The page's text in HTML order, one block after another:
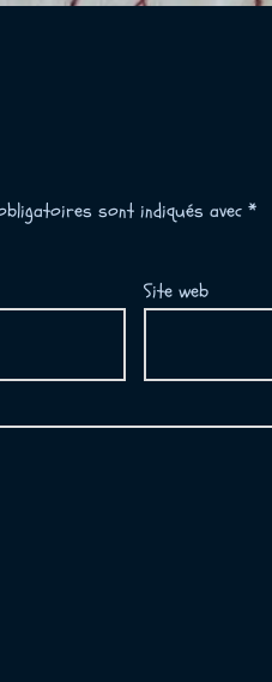
sont indiqués avec *
Site web